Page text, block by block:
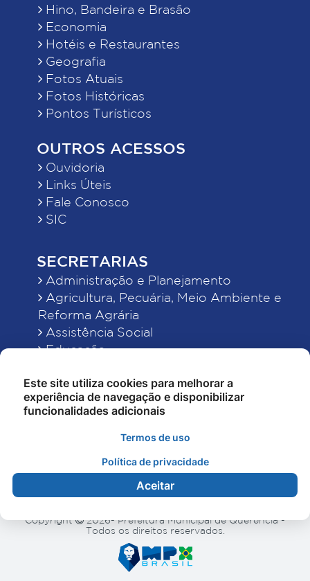
Hino, Bandeira e Brasão
Economia
Hotéis e Restaurantes
Geografia
Fotos Atuais
Fotos Históricas
Pontos Turísticos
OUTROS ACESSOS
Ouvidoria
Links Úteis
Fale Conosco
SIC
SECRETARIAS
Administração e Planejamento
Agricultura, Pecuária, Meio Ambiente e
Reforma Agrária
Assistência Social
Educação
Finanças
Indústria, Comércio, Turismo, Ciência e
Tecnologia
Obras Públicas, Estradas e Rodagens
Saúde
Copyright
2026- Prefeitura Municipal de Querência -
Todos os direitos reservados.
Este site utiliza cookies para melhorar a
experiência de navegação e disponibilizar
funcionalidades adicionais
Termos de uso
Política de privacidade
Aceitar